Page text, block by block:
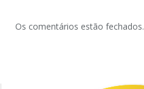
Os comentários estão fechados.